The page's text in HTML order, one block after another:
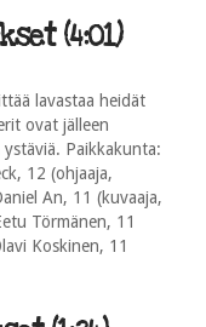
(4:01)
lavastaa heidät
ovat jälleen
Paikkakunta:
12 (ohjaaja,
An, 11 (kuvaaja,
Törmänen, 11
Koskinen, 11